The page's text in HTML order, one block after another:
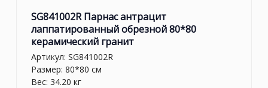
SG841002R Парнас антрацит
лаппатированный обрезной 80*80
керамический гранит
Артикул: SG841002R
Размер: 80*80 см
Вес: 34.20 кг